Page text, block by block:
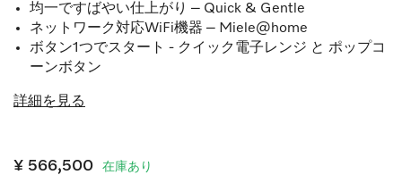
均一ですばやい仕上がり – Quick & Gentle
ネットワーク対応WiFi機器 – Miele@home
ボタン1つでスタート - クイック電子レンジ と ポップコ
ーンボタン
詳細を見る
¥ 566,500 在庫あり